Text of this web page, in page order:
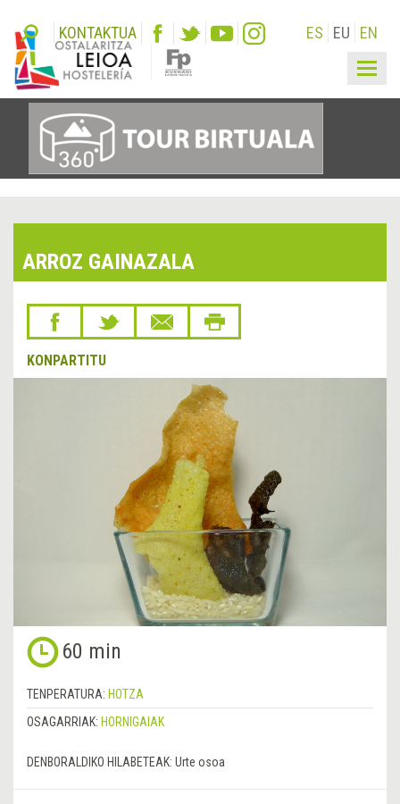
KONTAKTUA ES EU EN
ARROZ GAINAZALA
KONPARTITU
60 min
TENPERATURA: HOTZA
OSAGARRIAK: HORNIGAIAK
DENBORALDIKO HILABETEAK: Urte osoa